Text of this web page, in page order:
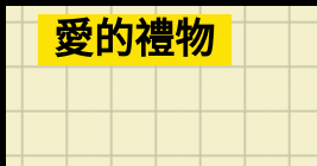
Skip
to
content
愛的禮物